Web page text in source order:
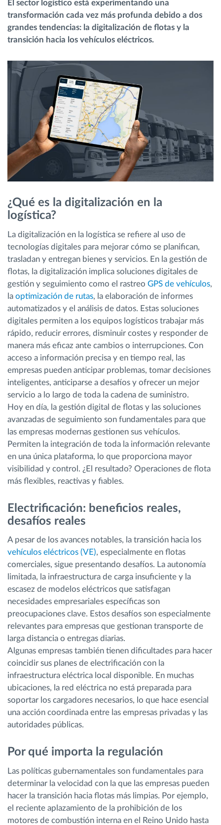
Planificación y seguimiento de rutas
Descubrir todas las características
¿Cómo podemos ayudar en el control de la
actividad de su flota?
Calculadora de ahorro
El sector logístico está experimentando una
transformación cada vez más profunda debido a dos
grandes tendencias: la digitalización de flotas y la
transición hacia los vehículos eléctricos.
¿Qué es la digitalización en la
logística?
La digitalización en la logística se refiere al uso de
tecnologías digitales para mejorar cómo se planifican,
trasladan y entregan bienes y servicios. En la gestión de
flotas, la digitalización implica soluciones digitales de
gestión y seguimiento como el rastreo GPS de vehículos,
la optimización de rutas, la elaboración de informes
automatizados y el análisis de datos. Estas soluciones
digitales permiten a los equipos logísticos trabajar más
rápido, reducir errores, disminuir costes y responder de
manera más eficaz ante cambios o interrupciones. Con
acceso a información precisa y en tiempo real, las
empresas pueden anticipar problemas, tomar decisiones
inteligentes, anticiparse a desafíos y ofrecer un mejor
servicio a lo largo de toda la cadena de suministro.
Hoy en día, la gestión digital de flotas y las soluciones
avanzadas de seguimiento son fundamentales para que
las empresas modernas gestionen sus vehículos.
Permiten la integración de toda la información relevante
en una única plataforma, lo que proporciona mayor
visibilidad y control. ¿El resultado? Operaciones de flota
más flexibles, reactivas y fiables.
Electrificación: beneficios reales,
desafíos reales
A pesar de los avances notables, la transición hacia los
vehículos eléctricos (VE), especialmente en flotas
comerciales, sigue presentando desafíos. La autonomía
limitada, la infraestructura de carga insuficiente y la
escasez de modelos eléctricos que satisfagan
necesidades empresariales específicas son
preocupaciones clave. Estos desafíos son especialmente
relevantes para empresas que gestionan transporte de
larga distancia o entregas diarias.
Algunas empresas también tienen dificultades para hacer
coincidir sus planes de electrificación con la
infraestructura eléctrica local disponible. En muchas
ubicaciones, la red eléctrica no está preparada para
soportar los cargadores necesarios, lo que hace esencial
una acción coordinada entre las empresas privadas y las
autoridades públicas.
Por qué importa la regulación
Las políticas gubernamentales son fundamentales para
determinar la velocidad con la que las empresas pueden
hacer la transición hacia flotas más limpias. Por ejemplo,
el reciente aplazamiento de la prohibición de los
motores de combustión interna en el Reino Unido hasta